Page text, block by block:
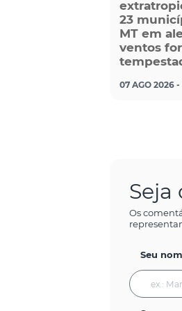
23
MT em
ventos
07 AGO 2026 -
Os
Seu